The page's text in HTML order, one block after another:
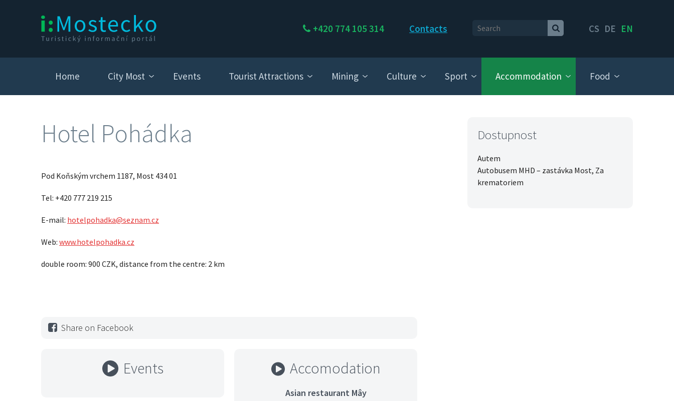
+420 774 105 314 Contacts CS DE EN
Home City Most Events Tourist Attractions Mining Culture Sport Accommodation Food
Hotel Pohádka
Pod Koňským vrchem 1187, Most 434 01
Tel: +420 777 219 215
E-mail: hotelpohadka@seznam.cz
Web: www.hotelpohadka.cz
double room: 900 CZK, distance from the centre: 2 km
Dostupnost
Autem
Autobusem MHD – zastávka Most, Za
krematoriem
Share on Facebook
Events Accomodation
Asian restaurant Mây